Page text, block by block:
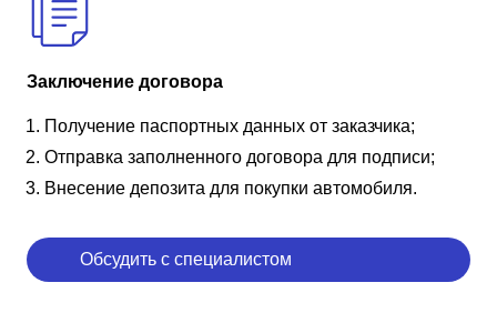
Заключение договора
Получение паспортных данных от заказчика;
Отправка заполненного договора для подписи;
Внесение депозита для покупки автомобиля.
Обсудить с специалистом